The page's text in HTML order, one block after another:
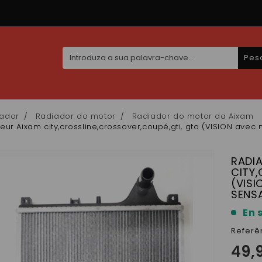
Radiador do motor
Radiador do motor da Aixam
Aixam city,crossline,crossover,coupé,gti, gto (VISION avec
En